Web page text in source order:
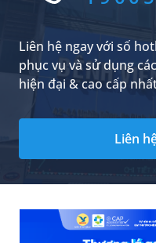
Liên hệ ngay với số
phục vụ và sử dụng
hiện đại & cao cấp
Liên